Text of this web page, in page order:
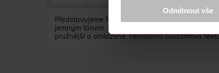
prohlášení o
Děkujeme za pochopení. >více o
Odmítnout vše
Představujeme Miracle Pure Lip Enhancer –
jemným tónem. Díky veganskému složení s
pružnější a omlazené. Hedvábná balzámová